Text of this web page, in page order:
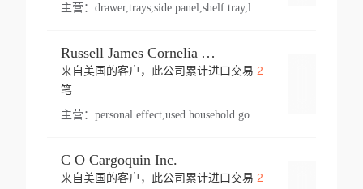
主营：
Russell James Cornelia Arlington Va
来自美国的客户，此公司累计进口交易 2
笔
主营： personal effect,used household goods
C O Cargoquin Inc.
来自美国的客户，此公司累计进口交易 2